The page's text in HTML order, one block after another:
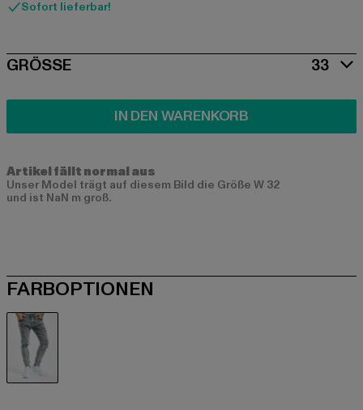
Sofort lieferbar!
SIZE
GRÖSSE 33
IN DEN WARENKORB
Artikel fällt normal aus
Unser Model trägt auf diesem Bild die Größe W 32
und ist NaN m groß.
FARBOPTIONEN